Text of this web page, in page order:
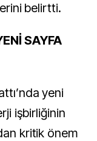
belirtti.
SAYFA
yeni
işbirliğinin
kritik önem